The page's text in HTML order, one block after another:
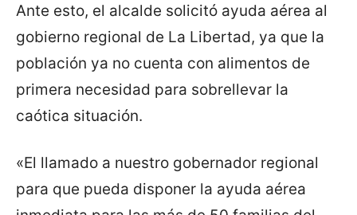
Ante esto, el alcalde solicitó ayuda aérea al
gobierno regional de La Libertad, ya que la
población ya no cuenta con alimentos de
primera necesidad para sobrellevar la
caótica situación.
«El llamado a nuestro gobernador regional
para que pueda disponer la ayuda aérea